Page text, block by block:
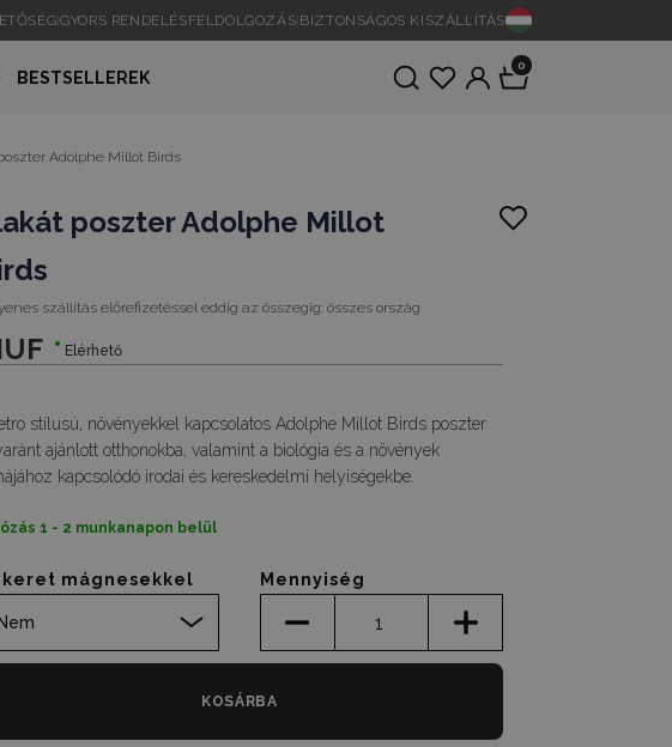
|GYORS RENDELÉSFELDOLGOZÁS BIZTONSÁGOS KISZÁLLÍTÁS
BESTSELLEREK
0
Adolphe Millot Birds
poszter Adolphe Millot
szállítás előrefizetéssel eddig az összegig: összes ország
Elérhető
stílusú, növényekkel kapcsolatos Adolphe Millot Birds poszter
ajánlott otthonokba, valamint a biológia és a növények
kapcsolódó irodai és kereskedelmi helyiségekbe.
1 - 2 munkanapon belül
keret mágnesekkel
Nem
Mennyiség
KOSÁRBA